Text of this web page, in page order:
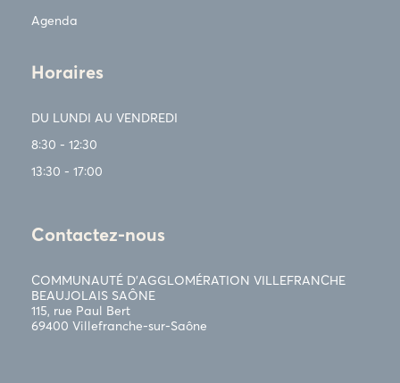
Agenda
Horaires
DU LUNDI AU VENDREDI
8:30 - 12:30
13:30 - 17:00
Contactez-nous
COMMUNAUTÉ D’AGGLOMÉRATION VILLEFRANCHE
BEAUJOLAIS SAÔNE
115, rue Paul Bert
69400 Villefranche-sur-Saône